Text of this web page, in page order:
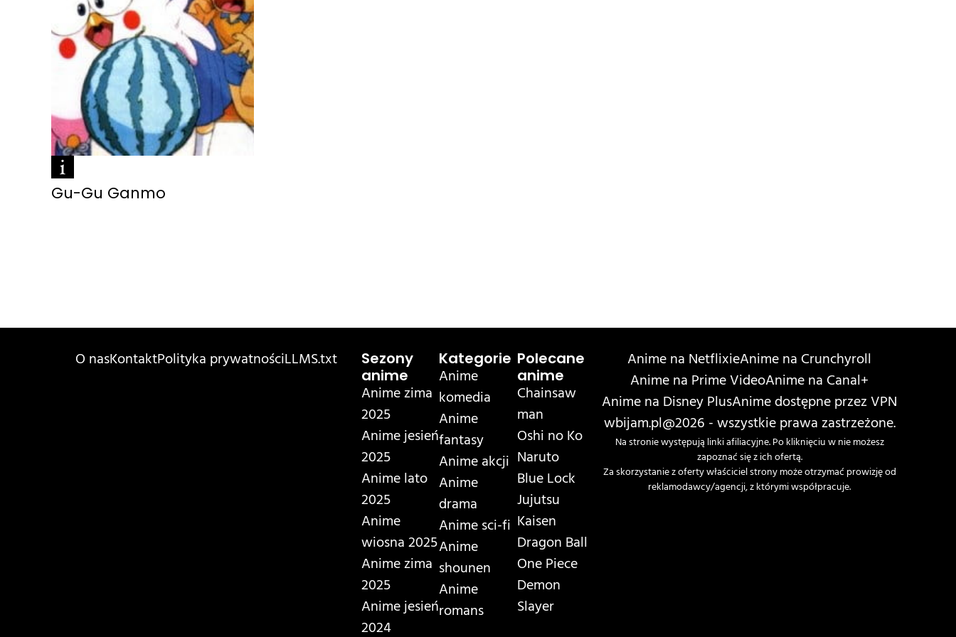
Gu-Gu Ganmo
O nasKontaktPolityka prywatnościLLMS.txt
Sezony
anime
Anime zima
2025
Anime jesień
2025
Anime lato
2025
Anime
wiosna 2025
Anime zima
2025
Anime jesień
2024
Kategorie
Anime
komedia
Anime
fantasy
Anime akcji
Anime
drama
Anime sci-fi
Anime
shounen
Anime
romans
Polecane
anime
Chainsaw
man
Oshi no Ko
Naruto
Blue Lock
Jujutsu
Kaisen
Dragon Ball
One Piece
Demon
Slayer
Anime na NetflixieAnime na Crunchyroll
Anime na Prime VideoAnime na Canal+
Anime na Disney PlusAnime dostępne przez VPN
wbijam.pl@2026 - wszystkie prawa zastrzeżone.
Na stronie występują linki afiliacyjne. Po kliknięciu w nie możesz
zapoznać się z ich ofertą.
Za skorzystanie z oferty właściciel strony może otrzymać prowizję od
reklamodawcy/agencji, z którymi współpracuje.